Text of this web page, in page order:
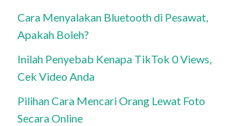
Cara Menyalakan Bluetooth di Pesawat,
Apakah Boleh?
Inilah Penyebab Kenapa TikTok 0 Views,
Cek Video Anda
Pilihan Cara Mencari Orang Lewat Foto
Secara Online